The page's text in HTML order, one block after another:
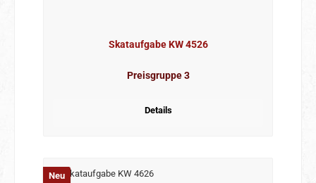
Skataufgabe KW 4526
Preisgruppe 3
Details
Neu